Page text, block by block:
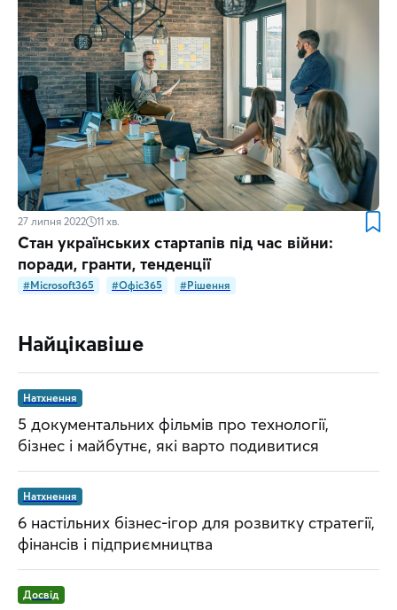
27 липня 2022 11 хв.
Стан українських стартапів під час війни:
поради, гранти, тенденції
#Microsoft365 #Офіс365 #Рішення
Найцікавіше
Натхнення
5 документальних фільмів про технології,
бізнес і майбутнє, які варто подивитися
Натхнення
6 настільних бізнес-ігор для розвитку стратегії,
фінансів і підприємництва
Досвід